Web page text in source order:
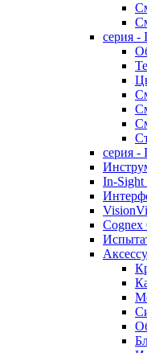
серия -
серия -
In-Sight
Cognex